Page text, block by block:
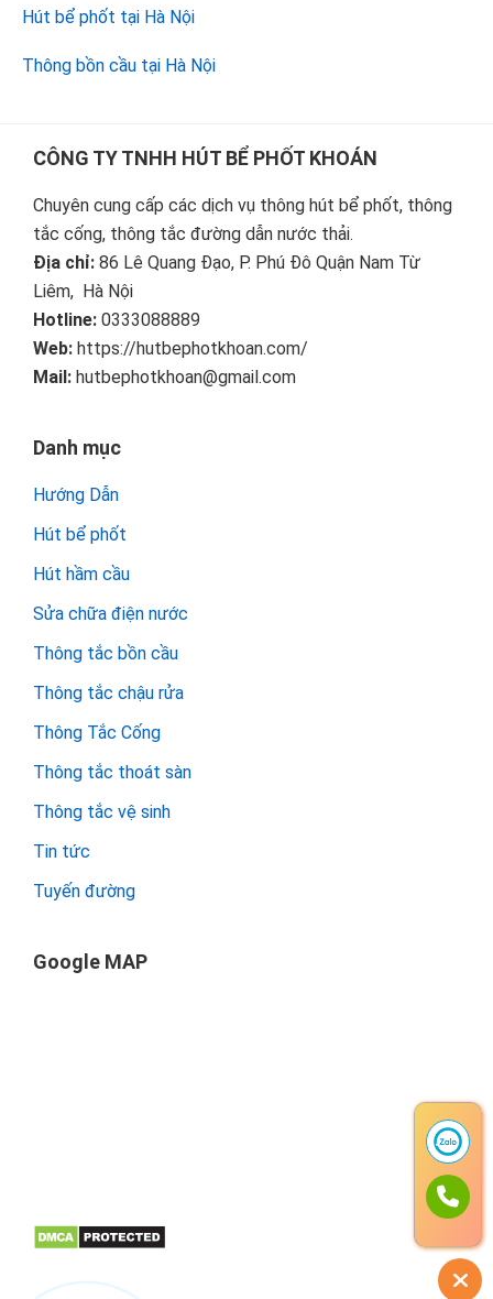
Hút bể phốt tại Hà Nội
Thông bồn cầu tại Hà Nội
Footer
CÔNG TY TNHH HÚT BỂ PHỐT KHOÁN
Chuyên cung cấp các dịch vụ thông hút bể phốt, thông
tắc cống, thông tắc đường dẫn nước thải.
Địa chỉ: 86 Lê Quang Đạo, P. Phú Đô Quận Nam Từ
Liêm, Hà Nội
Hotline: 0333088889
Web: https://hutbephotkhoan.com/
Mail: hutbephotkhoan@gmail.com
Danh mục
Hướng Dẫn
Hút bể phốt
Hút hầm cầu
Sửa chữa điện nước
Thông tắc bồn cầu
Thông tắc chậu rửa
Thông Tắc Cống
Thông tắc thoát sàn
Thông tắc vệ sinh
Tin tức
Tuyến đường
Google MAP